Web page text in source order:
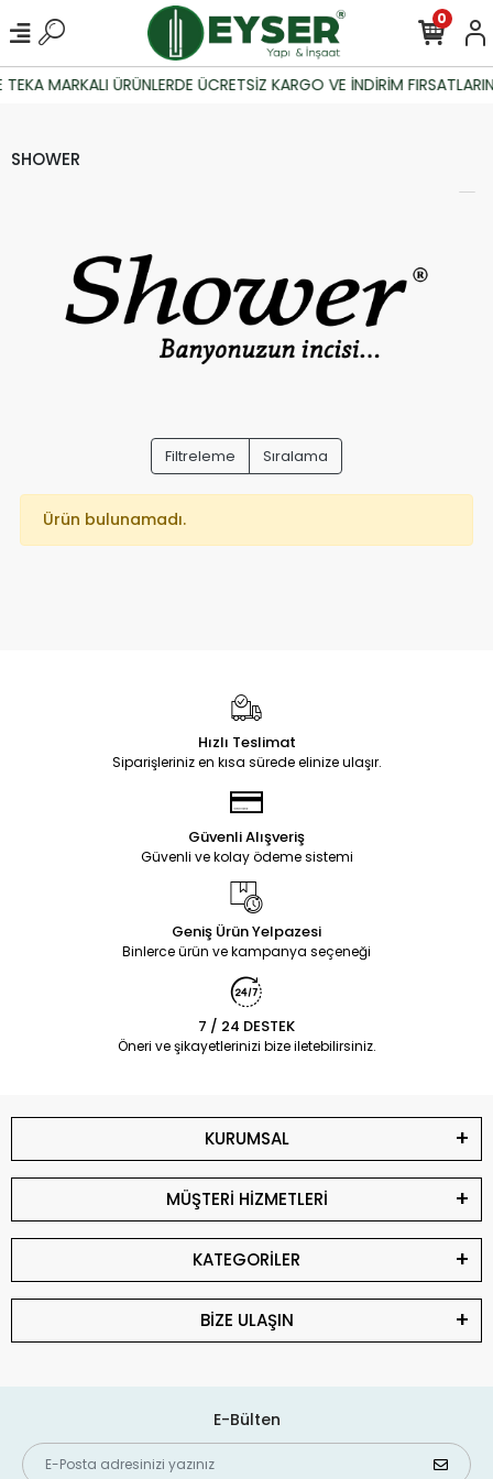
TEKA MARKALI ÜRÜNLERDE ÜCRETSİZ KARGO VE İNDİRİM
0
SHOWER
Filtreleme Sıralama
Ürün bulunamadı.
Hızlı Teslimat
Siparişleriniz en kısa sürede elinize ulaşır.
Güvenli Alışveriş
Güvenli ve kolay ödeme sistemi
Geniş Ürün Yelpazesi
Binlerce ürün ve kampanya seçeneği
7 / 24 DESTEK
Öneri ve şikayetlerinizi bize iletebilirsiniz.
KURUMSAL
MÜŞTERİ HİZMETLERİ
KATEGORİLER
BİZE ULAŞIN
E-Bülten